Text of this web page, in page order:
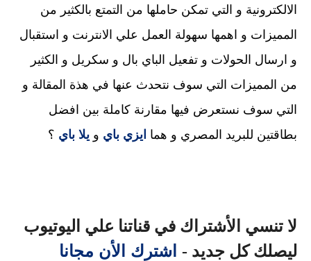
الالكترونية و التي تمكن حاملها من التمتع بالكثير من
المميزات و اهمها سهولة العمل علي الانترنت و استقبال
و ارسال الحولات و تفعيل الباي بال و سكريل و الكثير
من المميزات التي سوف نتحدث عنها في هذة المقالة و
التي سوف نستعرض فيها مقارنة كاملة بين افضل
بطاقتين للبريد المصري و هما ايزي باي و يلا باي ؟
لا تنسي الأشتراك في قناتنا علي اليوتيوب
ليصلك كل جديد - اشترك الأن مجانا